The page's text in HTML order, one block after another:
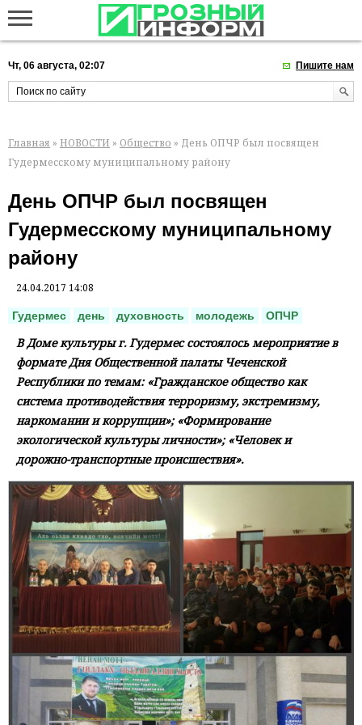
Чт, 06 августа, 02:07 Пишите нам
Главная » НОВОСТИ » Общество » День ОПЧР был посвящен
Гудермесскому муниципальному району
День ОПЧР был посвящен
Гудермесскому муниципальному
району
24.04.2017 14:08
Гудермес день духовность молодежь ОПЧР
В Доме культуры г. Гудермес состоялось мероприятие в
формате Дня Общественной палаты Чеченской
Республики по темам: «Гражданское общество как
система противодействия терроризму, экстремизму,
наркомании и коррупции»; «Формирование
экологической культуры личности»; «Человек и
дорожно-транспортные происшествия».